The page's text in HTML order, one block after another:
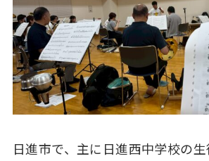
日進市で、主に日進西中学校の